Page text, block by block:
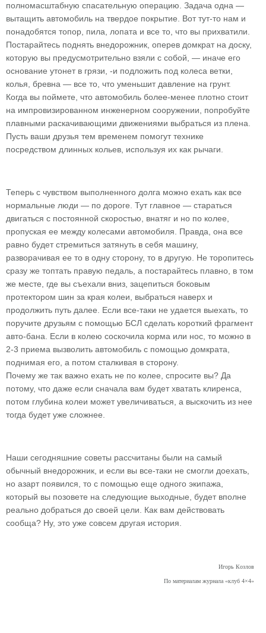
полномасштабную спасательную операцию. Задача одна —
вытащить автомобиль на твердое покрытие. Вот тут-то нам и
понадобятся топор, пила, лопата и все то, что вы прихватили.
Постарайтесь поднять внедорожник, оперев домкрат на доску,
которую вы предусмотрительно взяли с собой, — иначе его
основание утонет в грязи, -и подложить под колеса ветки,
колья, бревна — все то, что уменьшит давление на грунт.
Когда вы поймете, что автомобиль более-менее плотно стоит
на импровизированном инженерном сооружении, попробуйте
плавными раскачивающими движениями выбраться из плена.
Пусть ваши друзья тем временем помогут технике
посредством длинных кольев, используя их как рычаги.
Теперь с чувством выполненного долга можно ехать как все
нормальные люди — по дороге. Тут главное — стараться
двигаться с постоянной скоростью, внатяг и но по колее,
пропуская ее между колесами автомобиля. Правда, она все
равно будет стремиться затянуть в себя машину,
разворачивая ее то в одну сторону, то в другую. Не торопитесь
сразу же топтать правую педаль, а постарайтесь плавно, в том
же месте, где вы съехали вниз, зацепиться боковым
протектором шин за края колеи, выбраться наверх и
продолжить путь далее. Если все-таки не удается выехать, то
поручите друзьям с помощью БСЛ сделать короткий фрагмент
авто-бана. Если в колею соскочила корма или нос, то можно в
2-3 приема вызволить автомобиль с помощью домкрата,
поднимая его, а потом сталкивая в сторону.
Почему же так важно ехать не по колее, спросите вы? Да
потому, что даже если сначала вам будет хватать клиренса,
потом глубина колеи может увеличиваться, а выскочить из нее
тогда будет уже сложнее.
Наши сегодняшние советы рассчитаны были на самый
обычный внедорожник, и если вы все-таки не смогли доехать,
но азарт появился, то с помощью еще одного экипажа,
который вы позовете на следующие выходные, будет вполне
реально добраться до своей цели. Как вам действовать
сообща? Ну, это уже совсем другая история.
Игорь Козлов
По материалам журнала «клуб 4×4»